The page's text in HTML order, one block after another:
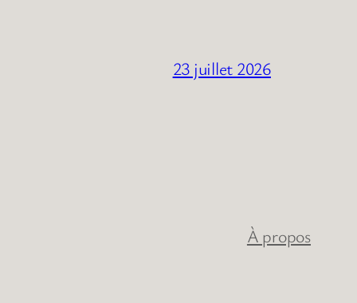
23 juillet 2026
À propos